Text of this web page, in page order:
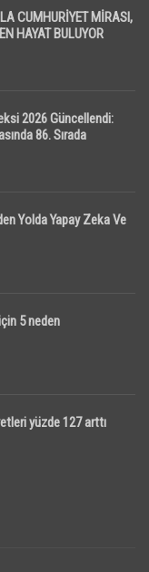
CUMHURİYET MİRASI,
HAYAT BULUYOR
2026 Güncellendi:
86. Sırada
Yolda Yapay Zeka Ve
5 neden
yüzde 127 arttı